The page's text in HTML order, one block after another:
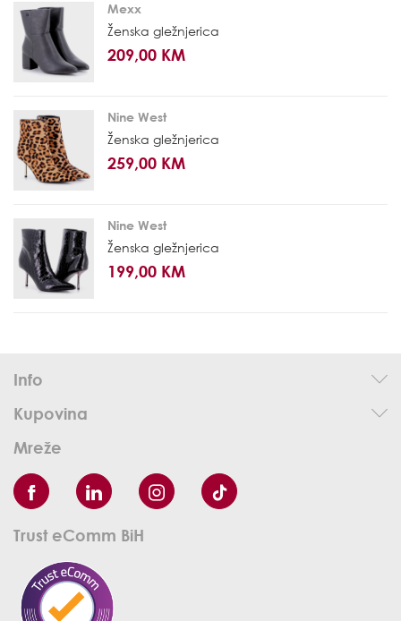
Mexx
Ženska gležnjerica
209,00 KM
Nine West
Ženska gležnjerica
259,00 KM
Nine West
Ženska gležnjerica
199,00 KM
Info
Kupovina
Mreže
Trust eComm BiH